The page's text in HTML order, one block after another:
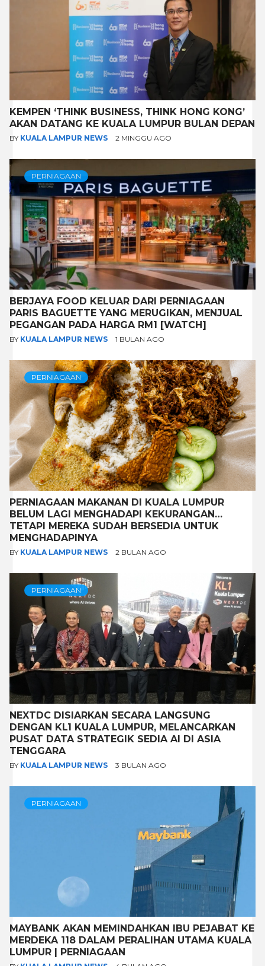
KEMPEN ‘THINK BUSINESS, THINK HONG KONG’
AKAN DATANG KE KUALA LUMPUR BULAN DEPAN
BY KUALA LAMPUR NEWS 2 MINGGU AGO
PERNIAGAAN
BERJAYA FOOD KELUAR DARI PERNIAGAAN
PARIS BAGUETTE YANG MERUGIKAN, MENJUAL
PEGANGAN PADA HARGA RM1 [WATCH]
BY KUALA LAMPUR NEWS 1 BULAN AGO
PERNIAGAAN
PERNIAGAAN MAKANAN DI KUALA LUMPUR
BELUM LAGI MENGHADAPI KEKURANGAN…
TETAPI MEREKA SUDAH BERSEDIA UNTUK
MENGHADAPINYA
BY KUALA LAMPUR NEWS 2 BULAN AGO
PERNIAGAAN
NEXTDC DISIARKAN SECARA LANGSUNG
DENGAN KL1 KUALA LUMPUR, MELANCARKAN
PUSAT DATA STRATEGIK SEDIA AI DI ASIA
TENGGARA
BY KUALA LAMPUR NEWS 3 BULAN AGO
PERNIAGAAN
MAYBANK AKAN MEMINDAHKAN IBU PEJABAT KE
MERDEKA 118 DALAM PERALIHAN UTAMA KUALA
LUMPUR | PERNIAGAAN